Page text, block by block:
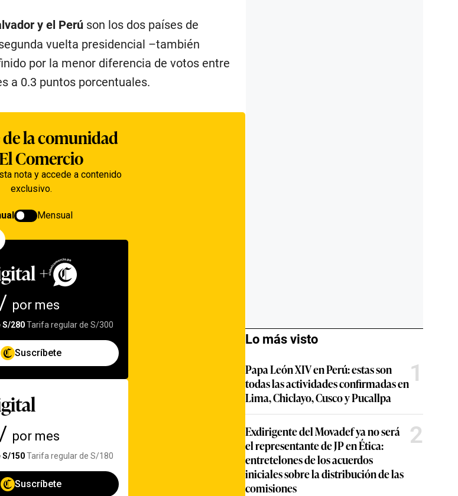
y el Perú son los dos países de
vuelta presidencial –también
por la menor diferencia de votos entre
a 0.3 puntos porcentuales.
Lo más visto
Papa León XIV en Perú: estas son
todas las actividades confirmadas en
Lima, Chiclayo, Cusco y Pucallpa
1
Exdirigente del Movadef ya no será
el representante de JP en Ética:
entretelones de los acuerdos
iniciales sobre la distribución de las
comisiones
2